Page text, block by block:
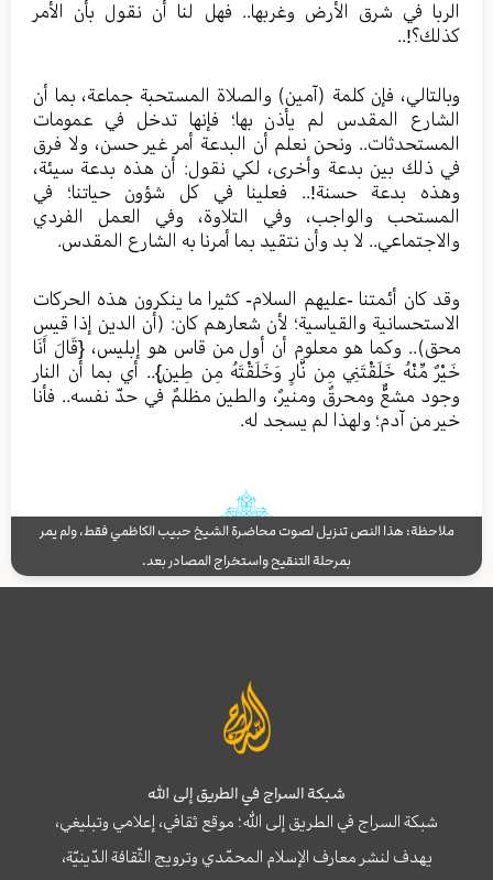
الربا في شرق الأرض وغربها.. فهل لنا أن نقول بأن الأمر
كذلك؟!..
وبالتالي، فإن كلمة (آمين) والصلاة المستحبة جماعة، بما أن
الشارع المقدس لم يأذن بها؛ فإنها تدخل في عمومات
المستحدثات.. ونحن نعلم أن البدعة أمر غير حسن، ولا فرق
في ذلك بين بدعة وأخرى، لكي نقول: أن هذه بدعة سيئة،
وهذه بدعة حسنة!.. فعلينا في كل شؤون حياتنا؛ في
المستحب والواجب، وفي التلاوة، وفي العمل الفردي
والاجتماعي.. لا بد وأن نتقيد بما أمرنا به الشارع المقدس.
وقد كان أئمتنا -عليهم السلام- كثيرا ما ينكرون هذه الحركات
الاستحسانية والقياسية؛ لأن شعارهم كان: (أن الدين إذا قيس
محق).. وكما هو معلوم أن أول من قاس هو إبليس، {قَالَ أَنَا
خَيْرٌ مِّنْهُ خَلَقْتَنِي مِن نَّارٍ وَخَلَقْتَهُ مِن طِينٍ}.. أي بما أن النار
وجود مشعٌّ ومحرقٌ ومنيرٌ، والطين مظلمٌ في حدّ نفسه.. فأنا
خير من آدم؛ ولهذا لم يسجد له.
ملاحظة: هذا النص تنزيل لصوت محاضرة الشيخ حبيب الكاظمي فقط، ولم يمر
بمرحلة التنقيح واستخراج المصادر بعد.
شبكة السراج في الطريق إلى الله
شبكة السراج في الطريق إلى الله؛ موقع ثقافي، إعلامي وتبليغي،
يهدف لنشر معارف الإسلام المحمّدي وترويج الثّقافة الدّينيّة،